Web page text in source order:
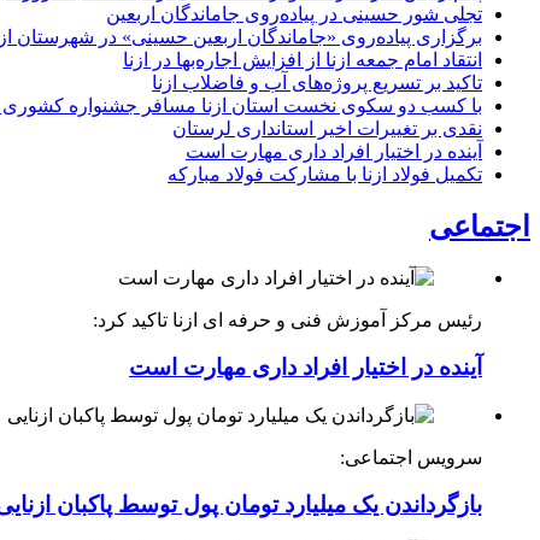
تجلی شور حسینی در پیاده‌روی جاماندگان اربعین
برگزاری پیاده‌روی «جاماندگان اربعین حسینی» در شهرستان
انتقاد امام جمعه ازنا از افزایش اجاره‌بها در ازنا
تاکید بر تسریع پروژه‌های آب و فاضلاب ازنا
با کسب دو سکوی نخست استان ازنا مسافر جشنواره کشوری
نقدی بر تغییرات اخیر استانداری لرستان
آینده در اختیار افراد داری مهارت است
تکمیل فولاد ازنا با مشارکت فولاد مبارکه
اجتماعی
رئیس مرکز آموزش فنی و حرفه ای ازنا تاکید کرد:
آینده در اختیار افراد داری مهارت است
سرویس اجتماعی:
بازگرداندن یک میلیارد تومان پول توسط پاکبان